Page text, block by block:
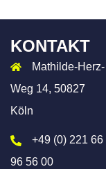
KONTAKT
Mathilde-Herz-
Weg 14, 50827
Köln
+49 (0) 221 66
96 56 00